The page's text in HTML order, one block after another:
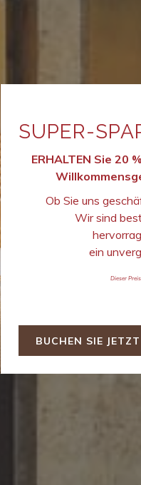
SUPER-
ERHALTEN Sie 20
Ob Sie uns
Wir sind
ein
Dieser
BUCHEN SIE JETZT